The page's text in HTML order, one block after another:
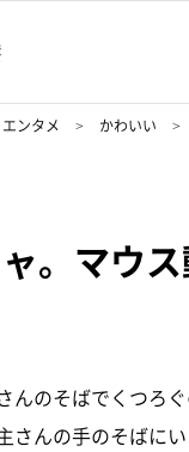
エンタメ かわいい
。マウ
んのそばでくつろ
さんの手のそばに